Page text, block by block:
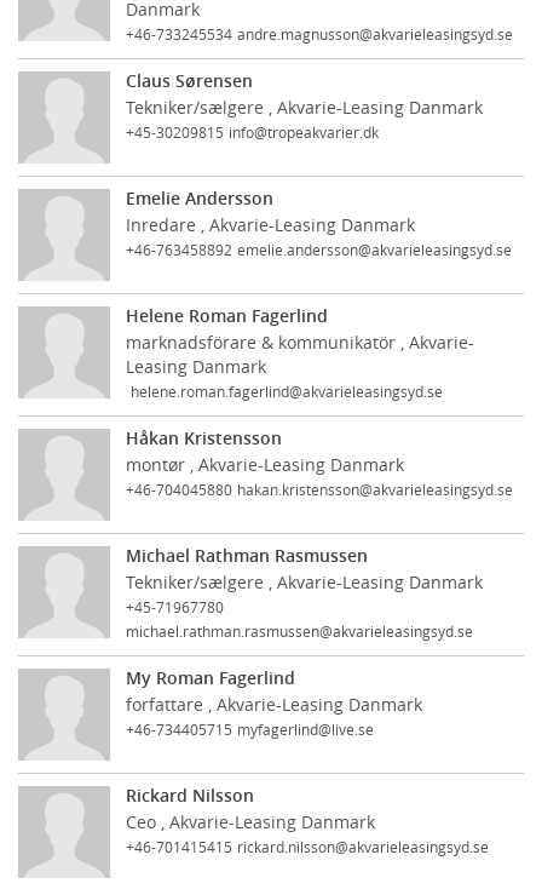
Danmark
+46-733245534 andre.magnusson@akvarieleasingsyd.se
Claus Sørensen
Tekniker/sælgere , Akvarie-Leasing Danmark
+45-30209815 info@tropeakvarier.dk
Emelie Andersson
Inredare , Akvarie-Leasing Danmark
+46-763458892 emelie.andersson@akvarieleasingsyd.se
Helene Roman Fagerlind
marknadsförare & kommunikatör , Akvarie-
Leasing Danmark
helene.roman.fagerlind@akvarieleasingsyd.se
Håkan Kristensson
montør , Akvarie-Leasing Danmark
+46-704045880 hakan.kristensson@akvarieleasingsyd.se
Michael Rathman Rasmussen
Tekniker/sælgere , Akvarie-Leasing Danmark
+45-71967780
michael.rathman.rasmussen@akvarieleasingsyd.se
My Roman Fagerlind
forfattare , Akvarie-Leasing Danmark
+46-734405715 myfagerlind@live.se
Rickard Nilsson
Ceo , Akvarie-Leasing Danmark
+46-701415415 rickard.nilsson@akvarieleasingsyd.se